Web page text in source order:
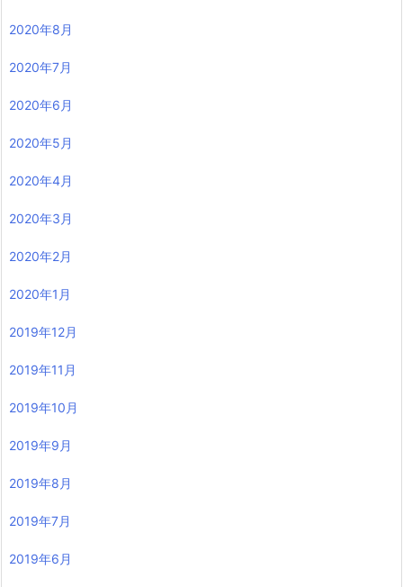
2020年8月
2020年7月
2020年6月
2020年5月
2020年4月
2020年3月
2020年2月
2020年1月
2019年12月
2019年11月
2019年10月
2019年9月
2019年8月
2019年7月
2019年6月